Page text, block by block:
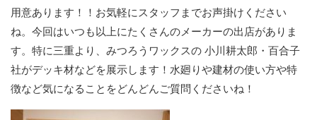
用意あります！！お気軽にスタッフまでお声掛けください
ね。今回はいつも以上にたくさんのメーカーの出店がありま
す。特に三重より、みつろうワックスの 小川耕太郎・百合子
社がデッキ材などを展示します！水廻りや建材の使い方や特
徴など気になることをどんどんご質問くださいね！